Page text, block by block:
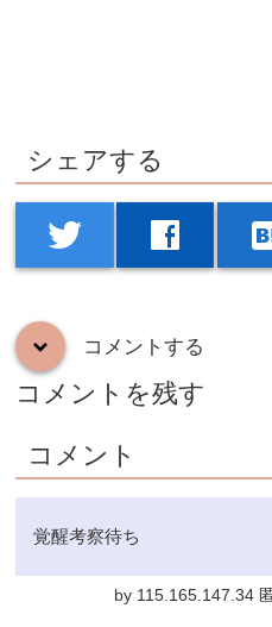
シェアする
twitter facebook
down コメントする
コメントを残す
コメント
覚醒考察待ち
by 115.165.147.34